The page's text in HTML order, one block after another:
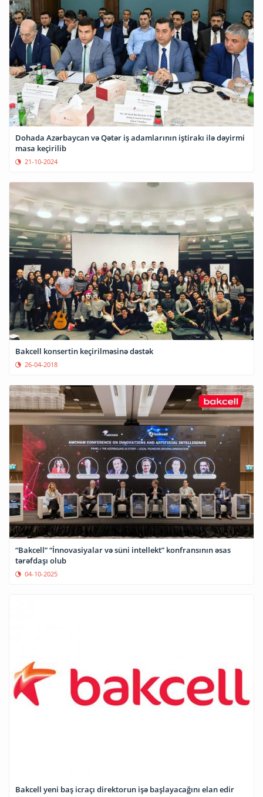
Dohada Azərbaycan və Qətər iş adamlarının iştirakı ilə dəyirmi
masa keçirilib
21-10-2024
Bakcell konsertin keçirilməsinə dəstək
26-04-2018
“Bakcell” “İnnovasiyalar və süni intellekt” konfransının əsas
tərəfdaşı olub
04-10-2025
Bakcell yeni baş icraçı direktorun işə başlayacağını elan edir